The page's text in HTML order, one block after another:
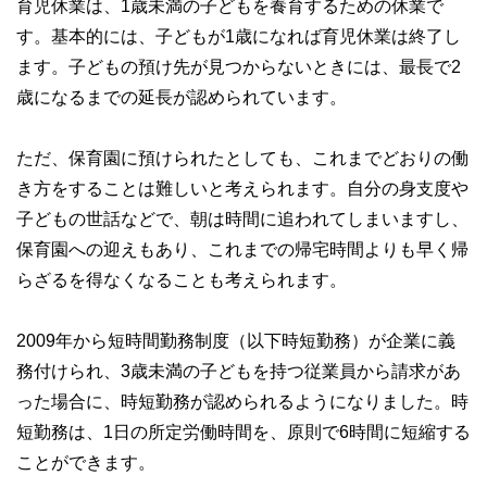
育児休業は、1歳未満の子どもを養育するための休業で
す。基本的には、子どもが1歳になれば育児休業は終了し
ます。子どもの預け先が見つからないときには、最長で2
歳になるまでの延長が認められています。
ただ、保育園に預けられたとしても、これまでどおりの働
き方をすることは難しいと考えられます。自分の身支度や
子どもの世話などで、朝は時間に追われてしまいますし、
保育園への迎えもあり、これまでの帰宅時間よりも早く帰
らざるを得なくなることも考えられます。
2009年から短時間勤務制度（以下時短勤務）が企業に義
務付けられ、3歳未満の子どもを持つ従業員から請求があ
った場合に、時短勤務が認められるようになりました。時
短勤務は、1日の所定労働時間を、原則で6時間に短縮する
ことができます。